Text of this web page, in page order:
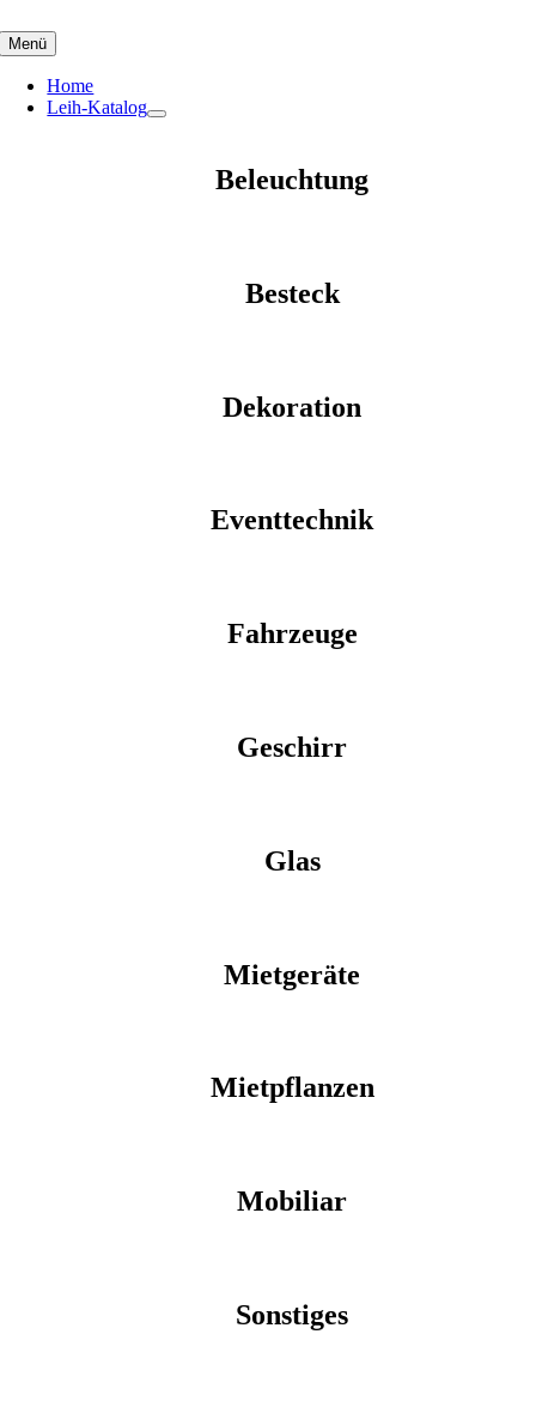
to
content
Menü
Home
Leih-Katalog
Beleuchtung
Besteck
Dekoration
Eventtechnik
Fahrzeuge
Geschirr
Glas
Mietgeräte
Mietpflanzen
Mobiliar
Sonstiges